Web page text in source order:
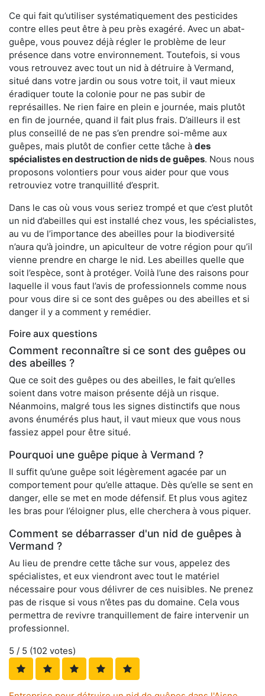
Ce qui fait qu’utiliser systématiquement des pesticides
contre elles peut être à peu près exagéré. Avec un abat-
guêpe, vous pouvez déjà régler le problème de leur
présence dans votre environnement. Toutefois, si vous
vous retrouvez avec tout un nid à détruire à Vermand,
situé dans votre jardin ou sous votre toit, il vaut mieux
éradiquer toute la colonie pour ne pas subir de
représailles. Ne rien faire en plein e journée, mais plutôt
en fin de journée, quand il fait plus frais. D’ailleurs il est
plus conseillé de ne pas s’en prendre soi-même aux
guêpes, mais plutôt de confier cette tâche à des
spécialistes en destruction de nids de guêpes. Nous nous
proposons volontiers pour vous aider pour que vous
retrouviez votre tranquillité d’esprit.
Dans le cas où vous vous seriez trompé et que c’est plutôt
un nid d’abeilles qui est installé chez vous, les spécialistes,
au vu de l’importance des abeilles pour la biodiversité
n’aura qu’à joindre, un apiculteur de votre région pour qu’il
vienne prendre en charge le nid. Les abeilles quelle que
soit l’espèce, sont à protéger. Voilà l’une des raisons pour
laquelle il vous faut l’avis de professionnels comme nous
pour vous dire si ce sont des guêpes ou des abeilles et si
danger il y a comment y remédier.
Foire aux questions
Comment reconnaître si ce sont des guêpes ou
des abeilles ?
Que ce soit des guêpes ou des abeilles, le fait qu’elles
soient dans votre maison présente déjà un risque.
Néanmoins, malgré tous les signes distinctifs que nous
avons énumérés plus haut, il vaut mieux que vous nous
fassiez appel pour être situé.
Pourquoi une guêpe pique à Vermand ?
Il suffit qu’une guêpe soit légèrement agacée par un
comportement pour qu’elle attaque. Dès qu’elle se sent en
danger, elle se met en mode défensif. Et plus vous agitez
les bras pour l’éloigner plus, elle cherchera à vous piquer.
Comment se débarrasser d'un nid de guêpes à
Vermand ?
Au lieu de prendre cette tâche sur vous, appelez des
spécialistes, et eux viendront avec tout le matériel
nécessaire pour vous délivrer de ces nuisibles. Ne prenez
pas de risque si vous n’êtes pas du domaine. Cela vous
permettra de revivre tranquillement de faire intervenir un
professionnel.
5 / 5 (102 votes)